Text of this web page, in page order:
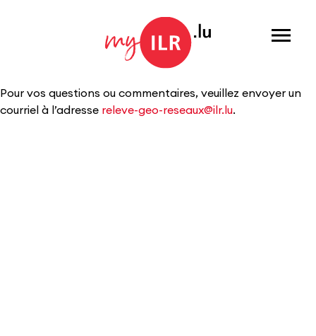
Menu
Pour vos questions ou commentaires, veuillez envoyer un
courriel à l’adresse releve-geo-reseaux@ilr.lu​.